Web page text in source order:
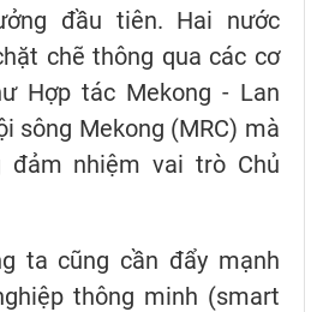
đầu tiên. Hai nước
chẽ thông qua các cơ
Hợp tác Mekong - Lan
sông Mekong (MRC) mà
đảm nhiệm vai trò Chủ
ta cũng cần đẩy mạnh
thông minh (smart